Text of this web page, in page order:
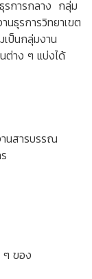
รการกลาง กลุ่ม
ธุรการวิทยาเขต
ป็นกลุ่มงาน
ต่าง ๆ แบ่งได้
านสารบรรณ
ๆ ของ